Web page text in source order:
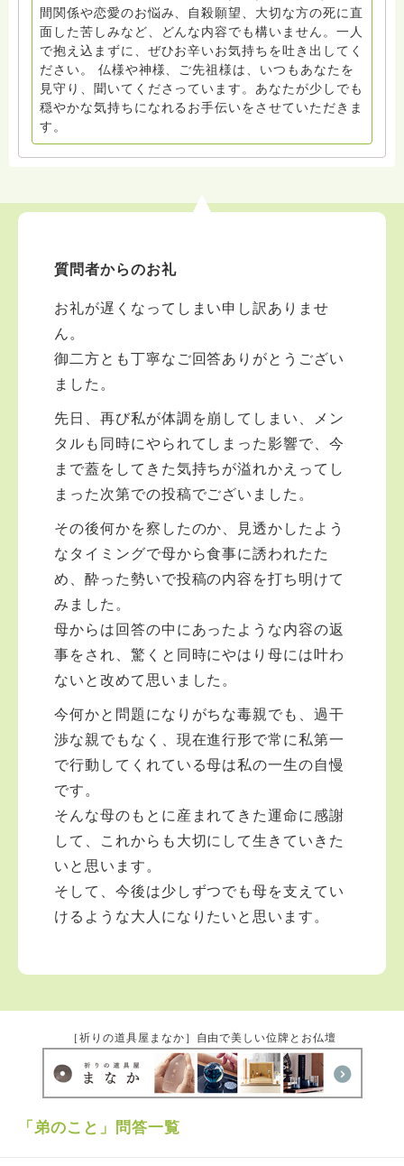
間関係や恋愛のお悩み、自殺願望、大切な方の死に直
面した苦しみなど、どんな内容でも構いません。一人
で抱え込まずに、ぜひお辛いお気持ちを吐き出してく
ださい。 仏様や神様、ご先祖様は、いつもあなたを
見守り、聞いてくださっています。あなたが少しでも
穏やかな気持ちになれるお手伝いをさせていただきま
す。
質問者からのお礼
お礼が遅くなってしまい申し訳ありませ
ん。
御二方とも丁寧なご回答ありがとうござい
ました。
先日、再び私が体調を崩してしまい、メン
タルも同時にやられてしまった影響で、今
まで蓋をしてきた気持ちが溢れかえってし
まった次第での投稿でございました。
その後何かを察したのか、見透かしたよう
なタイミングで母から食事に誘われたた
め、酔った勢いで投稿の内容を打ち明けて
みました。
母からは回答の中にあったような内容の返
事をされ、驚くと同時にやはり母には叶わ
ないと改めて思いました。
今何かと問題になりがちな毒親でも、過干
渉な親でもなく、現在進行形で常に私第一
で行動してくれている母は私の一生の自慢
です。
そんな母のもとに産まれてきた運命に感謝
して、これからも大切にして生きていきた
いと思います。
そして、今後は少しずつでも母を支えてい
けるような大人になりたいと思います。
［祈りの道具屋まなか］自由で美しい位牌とお仏壇
「弟のこと」問答一覧